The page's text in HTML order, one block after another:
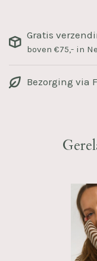
Gratis
boven €75,- in
Bezorging via